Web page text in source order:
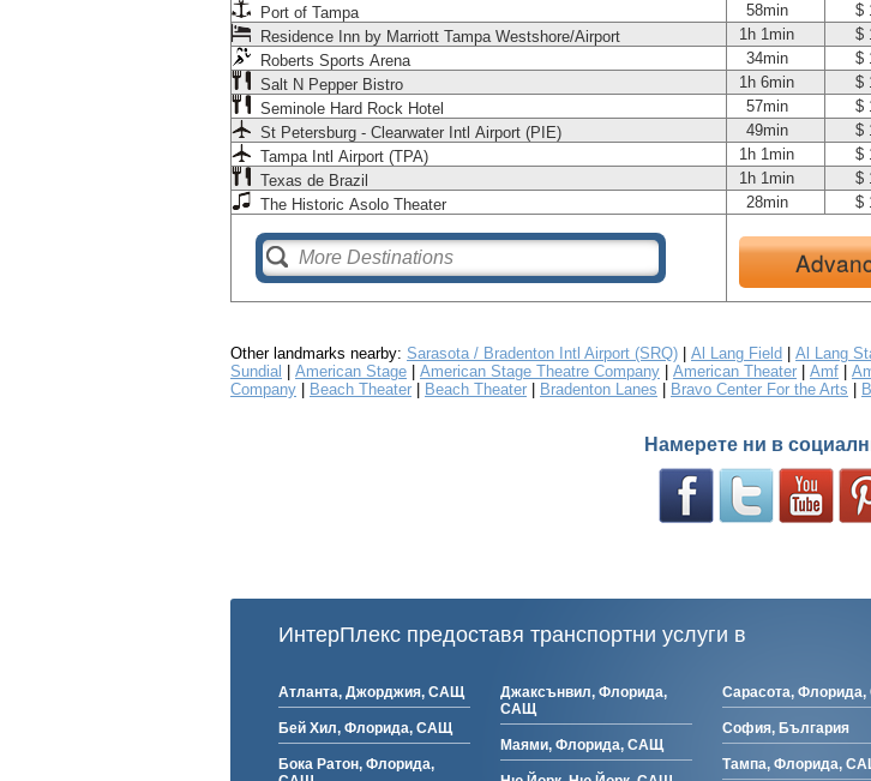
Port of Tampa
58min $
Residence Inn by Marriott Tampa Westshore/Airport
1h 1min $
Roberts Sports Arena
34min $
Salt N Pepper Bistro
1h 6min $
Seminole Hard Rock Hotel
57min $
St Petersburg - Clearwater Intl Airport (PIE)
49min $
Tampa Intl Airport (TPA)
1h 1min $
Texas de Brazil
1h 1min $
The Historic Asolo Theater
28min $
Other landmarks nearby: Sarasota / Bradenton Intl Airport (SRQ) Al Lang Field Al Lang
Sundial
American Stage American Stage Theatre Company American Theater Amf
Company
Beach Theater Beach Theater Bradenton Lanes Bravo Center For the Arts
Намерете ни в
ИнтерПлекс предоставя транспортни услуги в
Атланта, Джорджия, САЩ
Бей Хил, Флорида, САЩ
Бока Ратон, Флорида,
Джаксънвил, Флорида,
САЩ
Маями, Флорида, САЩ
Сарасота,
София, България
Тампа, Флорида,